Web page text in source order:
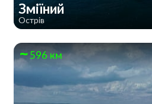
Зміїний
Острів
596 км